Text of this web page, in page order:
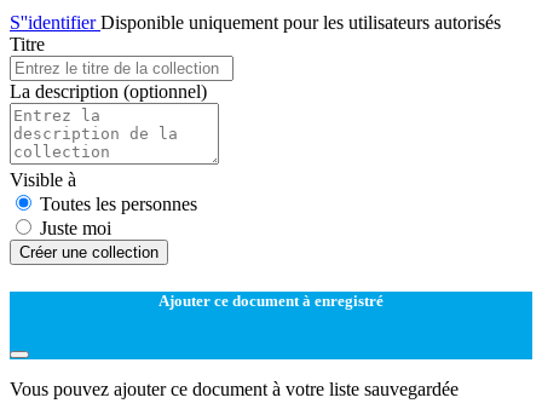
S''identifierDisponible uniquement pour les utilisateurs autorisés
Titre
La description (optionnel)
Visible à
Toutes les personnes
Juste moi
Créer une collection
Ajouter ce document à enregistré
Vous pouvez ajouter ce document à votre liste sauvegardée